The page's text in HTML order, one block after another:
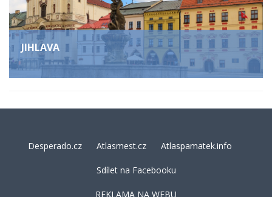
JIHLAVA
Desperado.cz Atlasmest.cz Atlaspamatek.info
Sdílet na Facebooku
REKLAMA NA WEBU